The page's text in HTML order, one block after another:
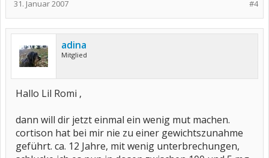
#4
31. Januar 2007
adina
Mitglied
Hallo Lil Romi ,
dann will dir jetzt einmal ein wenig mut machen.
cortison hat bei mir nie zu einer gewichtszunahme
geführt. ca. 12 Jahre, mit wenig unterbrechungen,